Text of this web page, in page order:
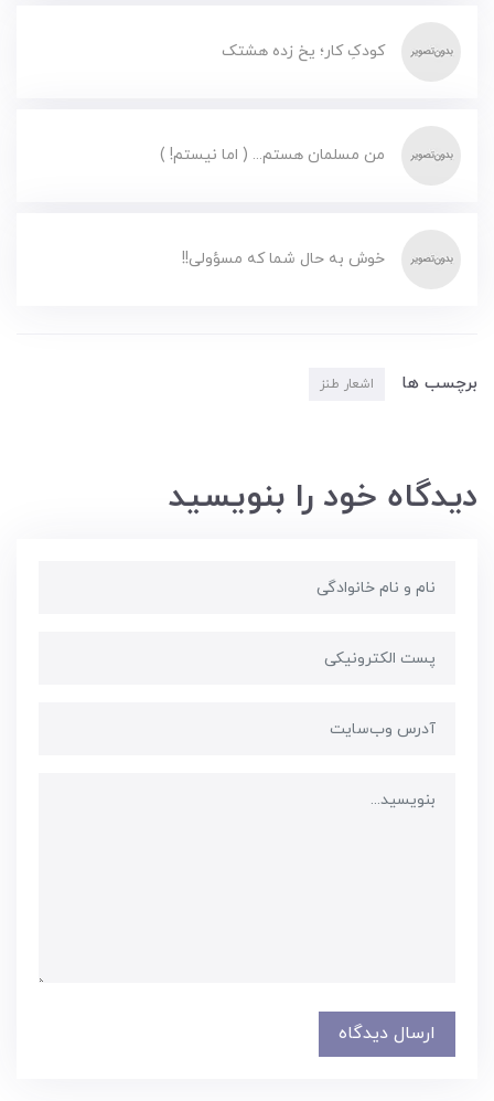
کودکِ کار؛ یخ زده هشتک
من مسلمان هستم... ( اما نیستم! )
خوش به حال شما که مسؤولی!!
برچسب ها اشعار طنز
دیدگاه خود را بنویسید
ارسال دیدگاه